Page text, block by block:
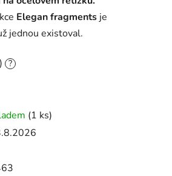
Elegan fragments je
jednou existoval.
?
(1 ks)